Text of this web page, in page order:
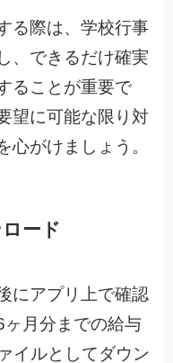
る際は、学校行事
、できるだけ確実
ることが重要で
望に可能な限り対
心がけましょう。
ード
にアプリ上で確認
ヶ月分までの給与
イルとしてダウン